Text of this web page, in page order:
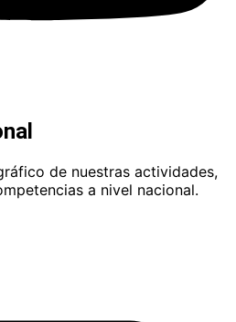
de nuestras actividades,
a nivel nacional.